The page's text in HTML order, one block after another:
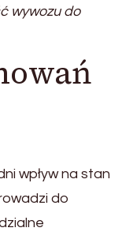
wywozu do
wpływ na stan
do